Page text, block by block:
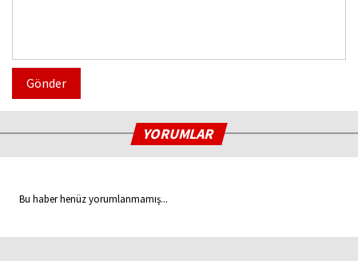
Gönder
YORUMLAR
Bu haber henüz yorumlanmamış...